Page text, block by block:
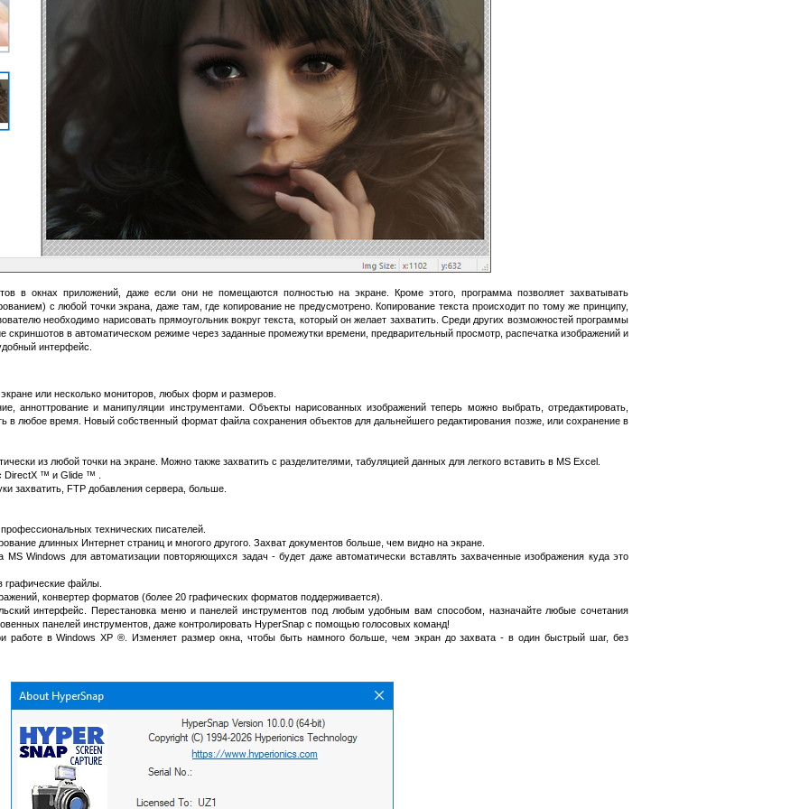
в окнах приложений, даже если они не помещаются полностью на экране. Кроме этого, программа позволяет захватывать
с любой точки экрана, даже там, где копирование не предусмотрено. Копирование текста происходит по тому же принципу,
необходимо нарисовать прямоугольник вокруг текста, который он желает захватить. Среди других возможностей программы
скриншотов в автоматическом режиме через заданные промежутки времени, предварительный просмотр, распечатка изображений и
интерфейс.
или несколько мониторов, любых форм и размеров.
анноттрование и манипуляции инструментами. Объекты нарисованных изображений теперь можно выбрать, отредактировать,
в любое время. Новый собственный формат файла сохранения объектов для дальнейшего редактирования позже, или сохранение в
из любой точки на экране. Можно также захватить с разделителями, табуляцией данных для легкого вставить в MS Excel.
DirectX ™ и Glide ™ .
захватить, FTP добавления сервера, больше.
технических писателей.
длинных Интернет страниц и многого другого. Захват документов больше, чем видно на экране.
Windows для автоматизации повторяющихся задач - будет даже автоматически вставлять захваченные изображения куда это
графические файлы.
конвертер форматов (более 20 графических форматов поддерживается).
интерфейс. Перестановка меню и панелей инструментов под любым удобным вам способом, назначайте любые сочетания
панелей инструментов, даже контролировать HyperSnap с помощью голосовых команд!
работе в Windows XP ®. Изменяет размер окна, чтобы быть намного больше, чем экран до захвата - в один быстрый шаг, без